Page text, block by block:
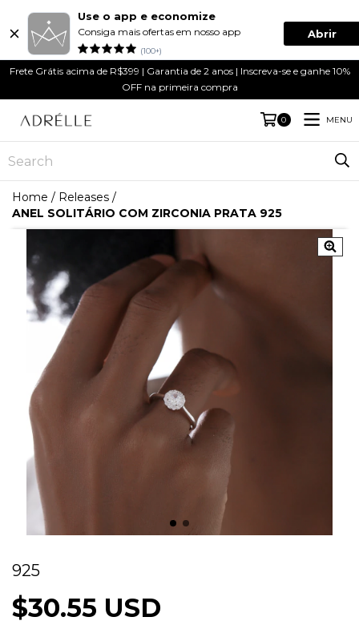
Use o app e economize
Consiga mais ofertas em nosso app
(100+)
Abrir
Frete Grátis acima de R$399 | Garantia de 2 anos | Inscreva-se e ganhe 10%
OFF na primeira compra
0 MENU
Home / Releases /
ANEL SOLITÁRIO COM ZIRCONIA PRATA 925
925
$30.55 USD